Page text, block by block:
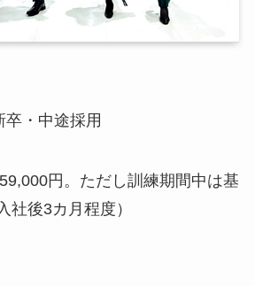
・中途採用
円。ただし訓練期間中は基
社後3カ月程度）